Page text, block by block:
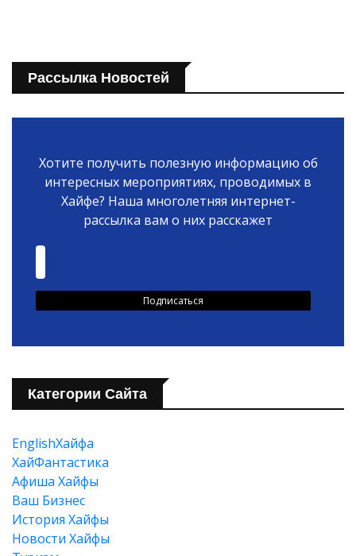
Рассылка Новостей
Хотите получить полезную информацию об
интересных мероприятиях, проводимых в
Хайфе? Наша многолетняя интернет-
рассылка вам о них расскажет
Категории Сайта
EnglishХайфа
XайФантастика
Афиша Хайфы
Ваш Бизнес
История Хайфы
Новости Хайфы